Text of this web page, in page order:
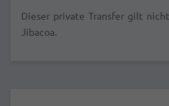
Dieser private Transfer gilt
Jibacoa.